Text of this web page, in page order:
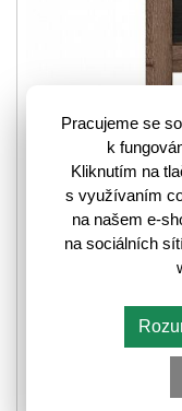
Noční stolek. To je
moderních
6109063
Pracujeme se
k
Kliknutím na
s využívaním
na našem e-
na sociálních